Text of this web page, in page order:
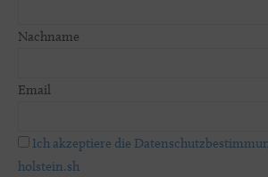
Nachname
Email
Ich akzeptiere die
holstein.sh